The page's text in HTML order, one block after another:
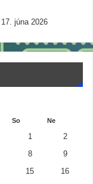
17. júna 2026
So Ne
1 2
8 9
15 16